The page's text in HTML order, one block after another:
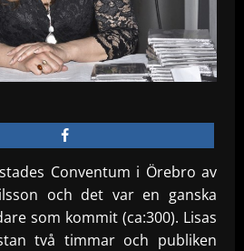
Conventum i Örebro av
och det var en ganska
som kommit (ca:300). Lisas
två timmar och publiken